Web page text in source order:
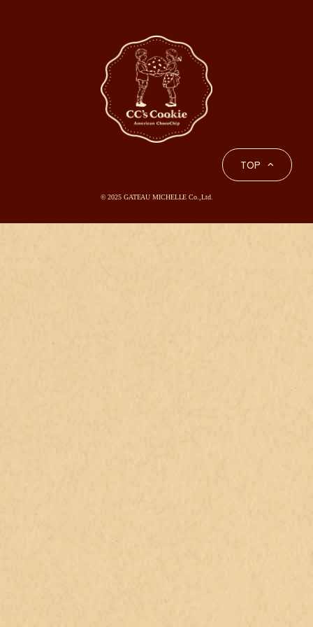
© 2025 GATEAU MICHELLE Co.,Ltd.
TOP